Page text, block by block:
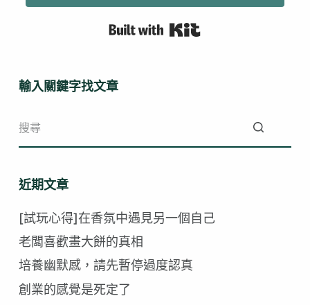
輸入關鍵字找文章
不
符
合
的
近期文章
[試玩心得]在香氛中遇見另一個自己
老闆喜歡畫大餅的真相
培養幽默感，請先暫停過度認真
創業的感覺是死定了